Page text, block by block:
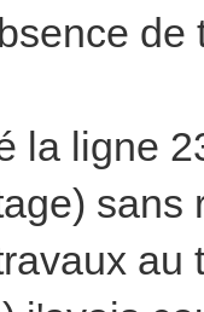
la ligne
sans